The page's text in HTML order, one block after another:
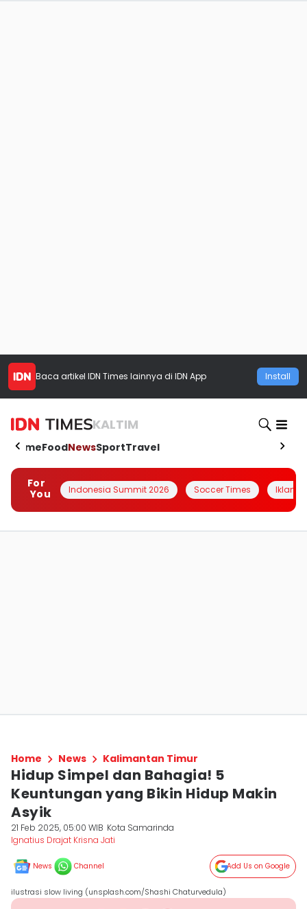
Baca artikel IDN Times lainnya di IDN App Install
KALTIM
HomeFoodNewsSportTravel
For
You
Indonesia Summit 2026 Soccer Times Iklanin
Home News Kalimantan Timur
Hidup Simpel dan Bahagia! 5
Keuntungan yang Bikin Hidup Makin
Asyik
21 Feb 2025, 05:00 WIB Kota Samarinda
Ignatius Drajat Krisna Jati
News Channel Add Us on Google
ilustrasi slow living (unsplash.com/Shashi Chaturvedula)